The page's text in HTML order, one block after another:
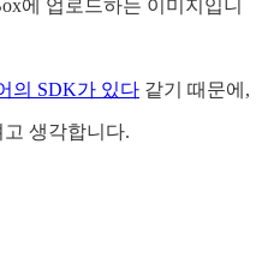
에 업로드하는 이미지입니
의 SDK가 있다 같기 때문에,
고 생각합니다.